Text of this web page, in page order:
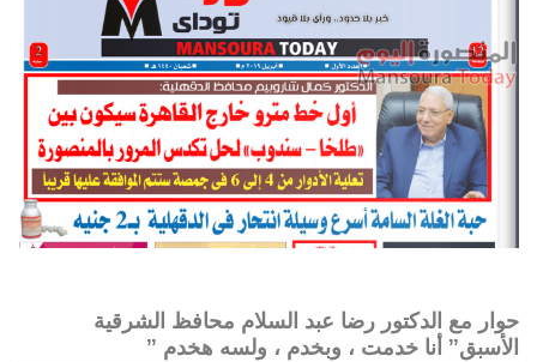
حوار مع الدكتور رضا عبد السلام محافظ الشرقية
الأسبق” أنا خدمت ، وبخدم ، ولسه هخدم ”